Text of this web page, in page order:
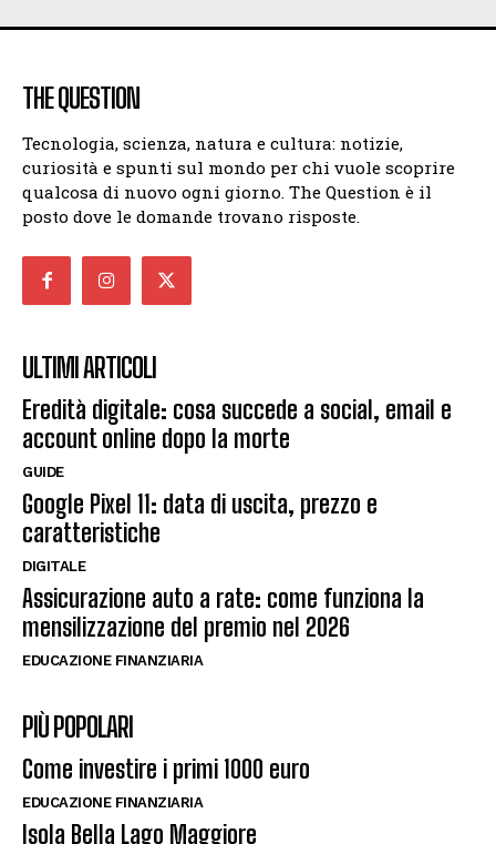
THE QUESTION
Tecnologia, scienza, natura e cultura: notizie,
curiosità e spunti sul mondo per chi vuole scoprire
qualcosa di nuovo ogni giorno. The Question è il
posto dove le domande trovano risposte.
ULTIMI ARTICOLI
Eredità digitale: cosa succede a social, email e
account online dopo la morte
GUIDE
Google Pixel 11: data di uscita, prezzo e
caratteristiche
DIGITALE
Assicurazione auto a rate: come funziona la
mensilizzazione del premio nel 2026
EDUCAZIONE FINANZIARIA
PIÙ POPOLARI
Come investire i primi 1000 euro
EDUCAZIONE FINANZIARIA
Isola Bella Lago Maggiore